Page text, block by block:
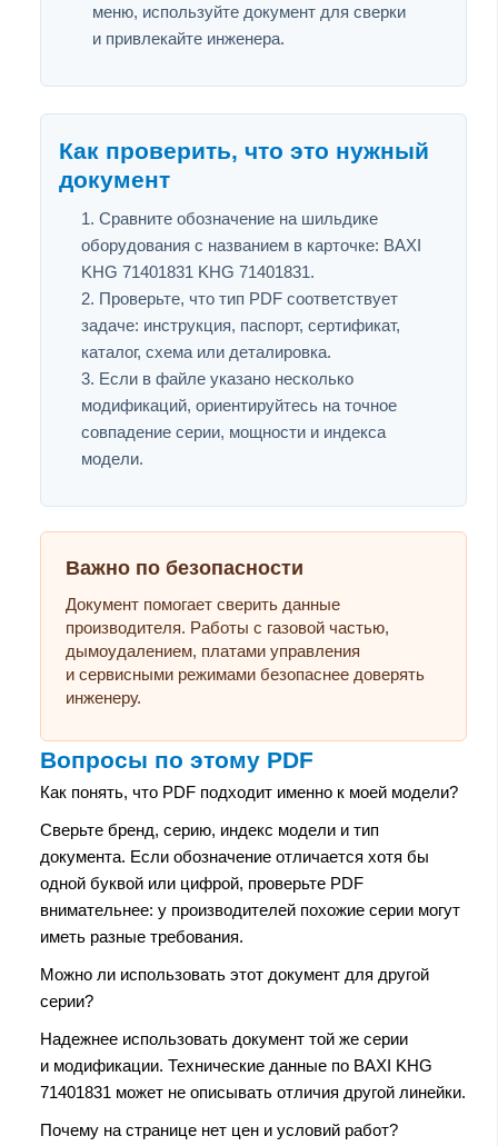
меню, используйте документ для сверки
и привлекайте инженера.
Как проверить, что это нужный
документ
Сравните обозначение на шильдике
оборудования с названием в карточке: BAXI
KHG 71401831 KHG 71401831.
Проверьте, что тип PDF соответствует
задаче: инструкция, паспорт, сертификат,
каталог, схема или деталировка.
Если в файле указано несколько
модификаций, ориентируйтесь на точное
совпадение серии, мощности и индекса
модели.
Важно по безопасности
Документ помогает сверить данные
производителя. Работы с газовой частью,
дымоудалением, платами управления
и сервисными режимами безопаснее доверять
инженеру.
Вопросы по этому PDF
Как понять, что PDF подходит именно к моей модели?
Сверьте бренд, серию, индекс модели и тип
документа. Если обозначение отличается хотя бы
одной буквой или цифрой, проверьте PDF
внимательнее: у производителей похожие серии могут
иметь разные требования.
Можно ли использовать этот документ для другой
серии?
Надежнее использовать документ той же серии
и модификации. Технические данные по BAXI KHG
71401831 может не описывать отличия другой линейки.
Почему на странице нет цен и условий работ?